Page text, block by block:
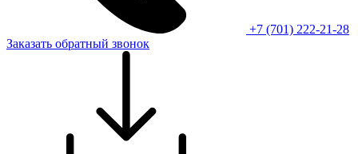
+7 (701) 222-21-28
Заказать обратный звонок